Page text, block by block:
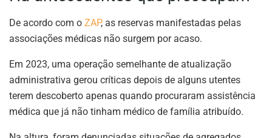
De acordo com o ZAP, as reservas manifestadas pelas
associações médicas não surgem por acaso.
Em 2023, uma operação semelhante de atualização
administrativa gerou críticas depois de alguns utentes
terem descoberto apenas quando procuraram assistência
médica que já não tinham médico de família atribuído.